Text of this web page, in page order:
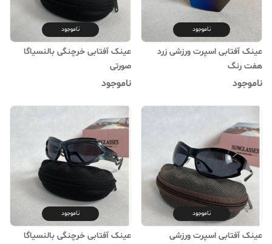
ناموجود
عینک آفتابی اسپرت ورزشی زرد
هفت رنگ
ناموجود
ناموجود
عینک آفتابی خرچنگی بالنسیاگا
صورتی
ناموجود
ناموجود
عینک آفتابی اسپرت ورزشی
ناموجود
عینک آفتابی خرچنگی بالنسیاگا